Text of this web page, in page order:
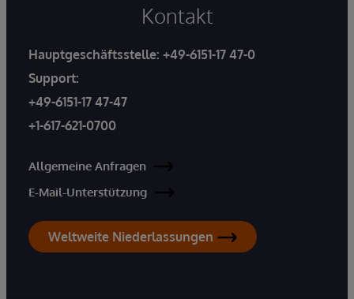
Kontakt
Hauptgeschäftsstelle: +49-6151-17 47-0
Support:
+49-6151-17 47-47
+1-617-621-0700
Allgemeine Anfragen
E-Mail-Unterstützung
Weltweite Niederlassungen